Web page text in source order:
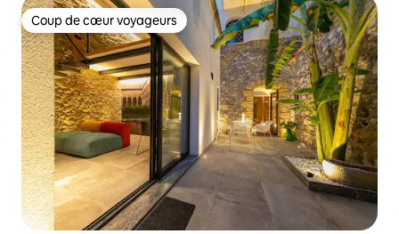
Coup de cœur voyageurs
Coup de cœur voyageurs